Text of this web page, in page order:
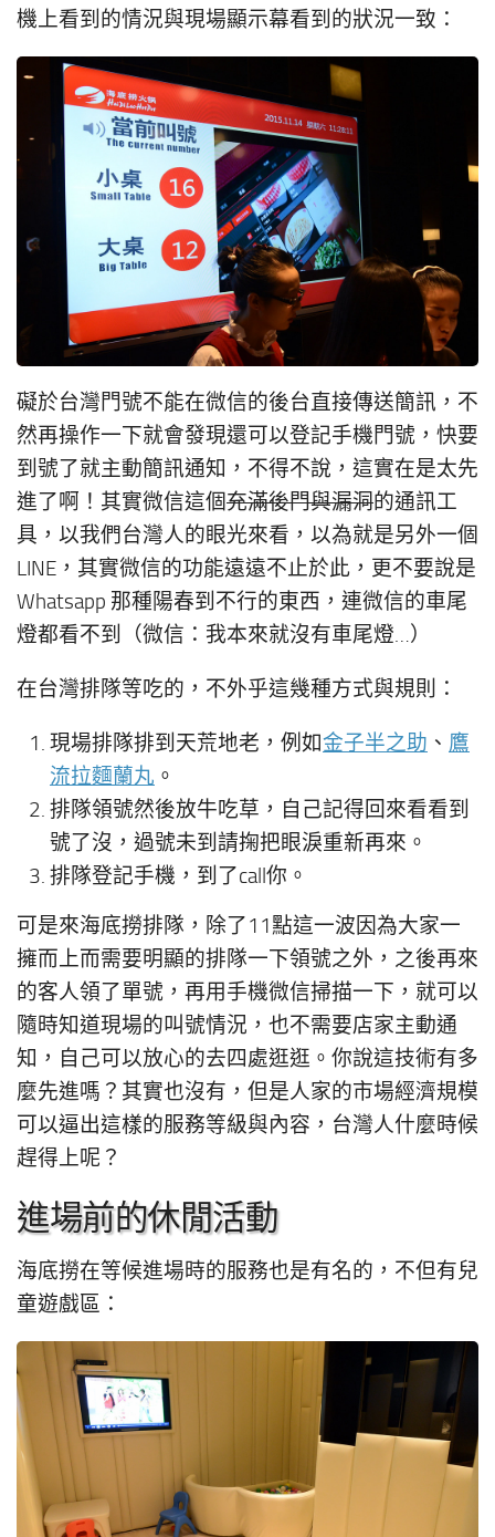
機上看到的情況與現場顯示幕看到的狀況一致：
礙於台灣門號不能在微信的後台直接傳送簡訊，不
然再操作一下就會發現還可以登記手機門號，快要
到號了就主動簡訊通知，不得不說，這實在是太先
進了啊！其實微信這個充滿後門與漏洞的通訊工
具，以我們台灣人的眼光來看，以為就是另外一個
LINE，其實微信的功能遠遠不止於此，更不要說是
Whatsapp 那種陽春到不行的東西，連微信的車尾
燈都看不到（微信：我本來就沒有車尾燈…）
在台灣排隊等吃的，不外乎這幾種方式與規則：
現場排隊排到天荒地老，例如金子半之助 、 鷹
流拉麵蘭丸 。
排隊領號然後放牛吃草，自己記得回來看看到
號了沒，過號未到請掬把眼淚重新再來。
排隊登記手機，到了call你。
可是來海底撈排隊，除了11點這一波因為大家一
擁而上而需要明顯的排隊一下領號之外，之後再來
的客人領了單號，再用手機微信掃描一下，就可以
隨時知道現場的叫號情況，也不需要店家主動通
知，自己可以放心的去四處逛逛。你說這技術有多
麼先進嗎？其實也沒有，但是人家的市場經濟規模
可以逼出這樣的服務等級與內容，台灣人什麼時候
趕得上呢？
進場前的休閒活動
海底撈在等候進場時的服務也是有名的，不但有兒
童遊戲區：